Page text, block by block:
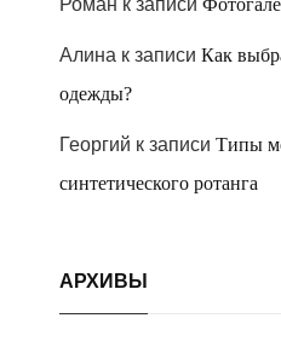
Роман к записи
Алина к записи Как
одежды?
Георгий к записи Типы
синтетического ротанга
АРХИВЫ